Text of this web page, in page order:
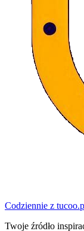
Codziennie z
Twoje źródło